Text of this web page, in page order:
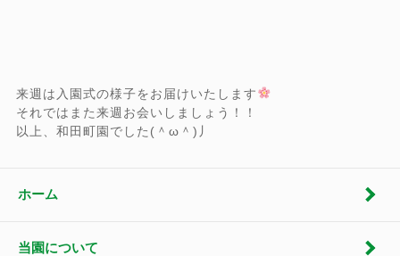
来週は入園式の様子をお届けいたします
それではまた来週お会いしましょう！！
以上、和田町園でした(＾ω＾)丿
ホーム
当園について